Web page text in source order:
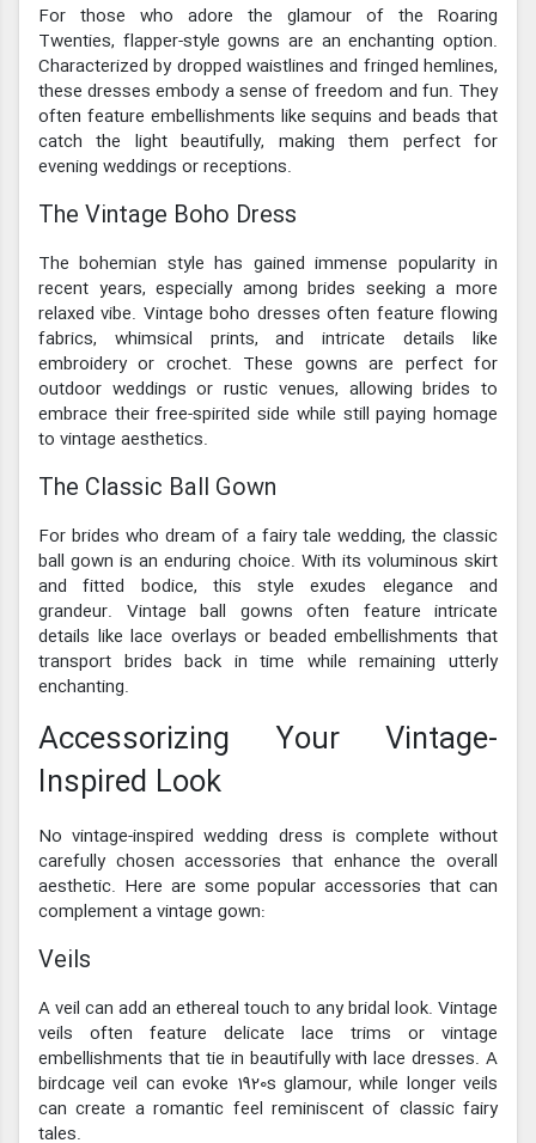
For those who adore the glamour of the Roaring
Twenties, flapper-style gowns are an enchanting option.
Characterized by dropped waistlines and fringed hemlines,
these dresses embody a sense of freedom and fun. They
often feature embellishments like sequins and beads that
catch the light beautifully, making them perfect for
evening weddings or receptions.
The Vintage Boho Dress
The bohemian style has gained immense popularity in
recent years, especially among brides seeking a more
relaxed vibe. Vintage boho dresses often feature flowing
fabrics, whimsical prints, and intricate details like
embroidery or crochet. These gowns are perfect for
outdoor weddings or rustic venues, allowing brides to
embrace their free-spirited side while still paying homage
to vintage aesthetics.
The Classic Ball Gown
For brides who dream of a fairy tale wedding, the classic
ball gown is an enduring choice. With its voluminous skirt
and fitted bodice, this style exudes elegance and
grandeur. Vintage ball gowns often feature intricate
details like lace overlays or beaded embellishments that
transport brides back in time while remaining utterly
enchanting.
Accessorizing Your Vintage-
Inspired Look
No vintage-inspired wedding dress is complete without
carefully chosen accessories that enhance the overall
aesthetic. Here are some popular accessories that can
complement a vintage gown:
Veils
A veil can add an ethereal touch to any bridal look. Vintage
veils often feature delicate lace trims or vintage
embellishments that tie in beautifully with lace dresses. A
birdcage veil can evoke 1920s glamour, while longer veils
can create a romantic feel reminiscent of classic fairy
tales.